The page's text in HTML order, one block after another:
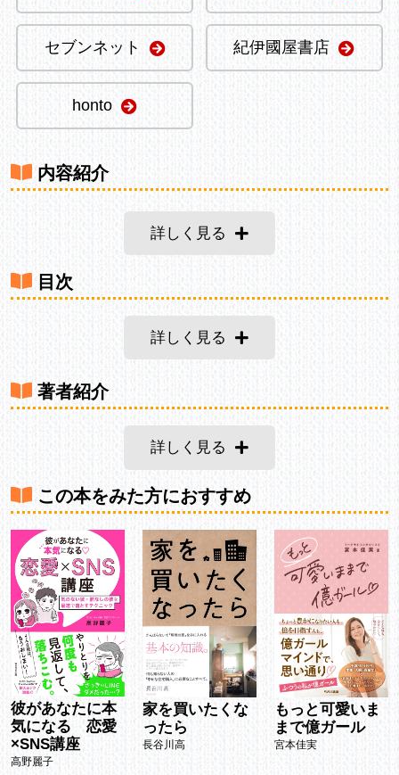
セブンネット 紀伊國屋書店
honto
内容紹介
詳しく見る
目次
詳しく見る
著者紹介
詳しく見る
この本をみた方におすすめ
彼があなたに本
気になる 恋愛
×SNS講座
高野麗子
家を買いたくな
ったら
長谷川高
もっと可愛いま
まで億ガール
宮本佳実